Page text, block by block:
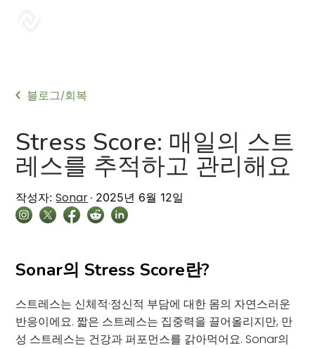
블로그/회복
Stress Score: 매일의 스트
레스를 추적하고 관리해요
작성자: Sonar 2025년 6월 12일
Sonar의 Stress Score란?
스트레스는 신체적·정신적 부담에 대한 몸의 자연스러운
반응이에요. 짧은 스트레스는 집중력을 끌어올리지만, 만
성 스트레스는 건강과 퍼포먼스를 갉아먹어요. Sonar의